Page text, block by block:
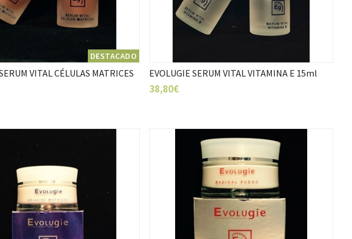
DESTACADO
VITAL CÉLULAS MATRICES
EVOLUGIE SERUM VITAL VITAMINA E 15ml
38,80€